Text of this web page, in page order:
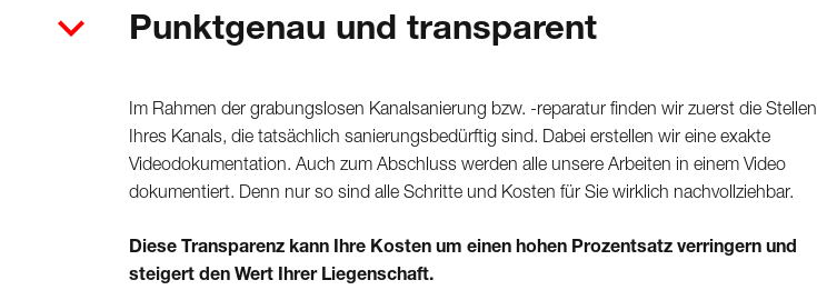
Punktgenau und transparent
Im Rahmen der grabungslosen Kanalsanierung bzw. -reparatur finden wir zuerst die Stellen
Ihres Kanals, die tatsächlich sanierungsbedürftig sind. Dabei erstellen wir eine exakte
Videodokumentation. Auch zum Abschluss werden alle unsere Arbeiten in einem Video
dokumentiert. Denn nur so sind alle Schritte und Kosten für Sie wirklich nachvollziehbar.
Diese Transparenz kann Ihre Kosten um einen hohen Prozentsatz verringern und
steigert den Wert Ihrer Liegenschaft.